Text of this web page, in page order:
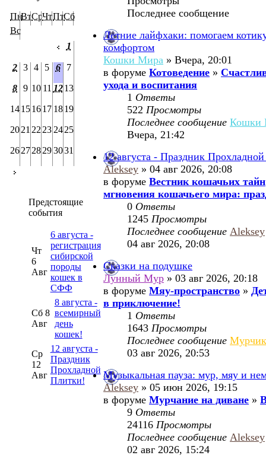
ПнВтСрЧтПтСб
Вс
1
2 3 4 5 6 7
8 9 10 11 1213
14151617 1819
2021 22 23 2425
262728293031
Предстоящие
события
Чт
6
Авг
6 августа -
регистрация
сибирской
породы
кошек в
СФФ
Сб 8
Авг
8 августа -
всемирный
день
кошек!
Ср
12
Авг
12 августа -
Праздник
Прохладной
Плитки!
Последнее сообщение
Летние лайфхаки: помогаем
комфортом
Кошки Мира » Вчера, 20:01
в форумеКотоведение »
ухода и воспитания
1 Ответы
522Просмотры
Последнее сообщениеКошки
Вчера, 21:42
12 августа - Праздник
Aleksey » 04 авг 2026, 20:08
в форумеВестник кошачьих тайн
мгновения кошачьего мира:
0 Ответы
1245Просмотры
Последнее сообщениеAleksey
04 авг 2026, 20:08
Сказки на подушке
Лунный Мур » 03 авг 2026, 20:18
в форумеМяу-пространство »
в приключение!
1 Ответы
1643Просмотры
Последнее сообщение
03 авг 2026, 20:53
Музыкальная пауза: мур, мяу и
Aleksey » 05 июн 2026, 19:15
в форумеМурчание на диване »
9 Ответы
24116Просмотры
Последнее сообщениеAleksey
02 авг 2026, 15:24